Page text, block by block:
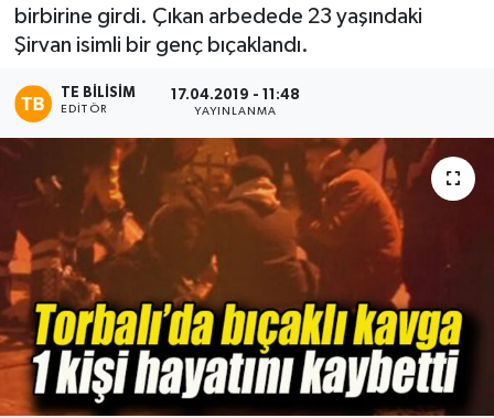
birbirine girdi. Çıkan arbedede 23 yaşındaki
Şirvan isimli bir genç bıçaklandı.
TE BILISIM
EDITÖR
17.04.2019 - 11:48
YAYINLANMA
Süper Lig Puan Durumu ve Fikstür
Tüm Manşetler
Son Dakika Haberleri
Haber Arşivi